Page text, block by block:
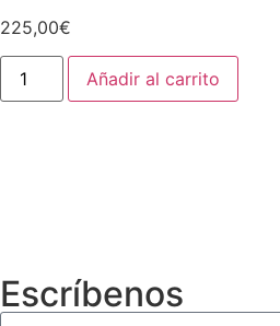
225,00€
Añadir al carrito
Escríbenos